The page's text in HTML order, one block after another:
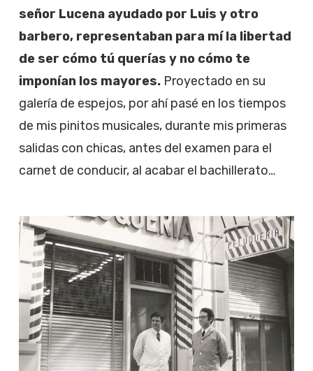
señor Lucena ayudado por Luis y otro
barbero, representaban para mí la libertad
de ser cómo tú querías y no cómo te
imponían los mayores.Proyectado en su
galería de espejos, por ahí pasé en los tiempos
de mis pinitos musicales, durante mis primeras
salidas con chicas, antes del examen para el
carnet de conducir, al acabar el bachillerato…